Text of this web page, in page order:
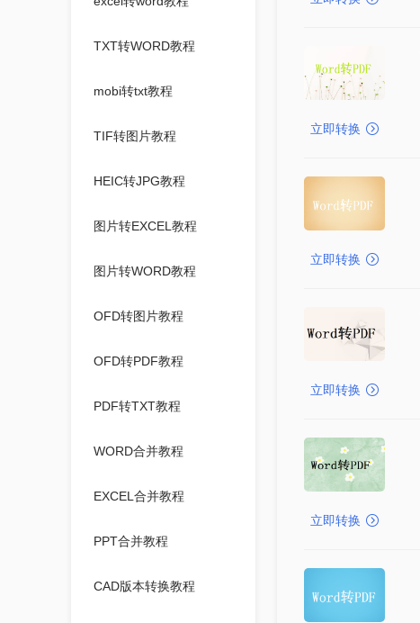
TXT转WORD教程
mobi转txt教程
TIF转图片教程
HEIC转JPG教程
图片转EXCEL教程
图片转WORD教程
OFD转图片教程
OFD转PDF教程
PDF转TXT教程
WORD合并教程
EXCEL合并教程
PPT合并教程
CAD版本转换教程
立即转换
立即转换
立即转换
立即转换